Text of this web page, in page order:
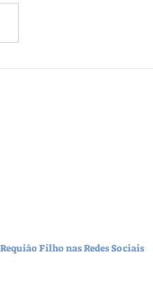
Filho e Roberto Requião
Filho nas Redes Sociais